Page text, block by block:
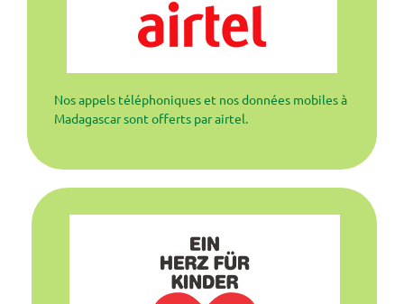
Nos appels téléphoniques et nos données mobiles à
Madagascar sont offerts par airtel.